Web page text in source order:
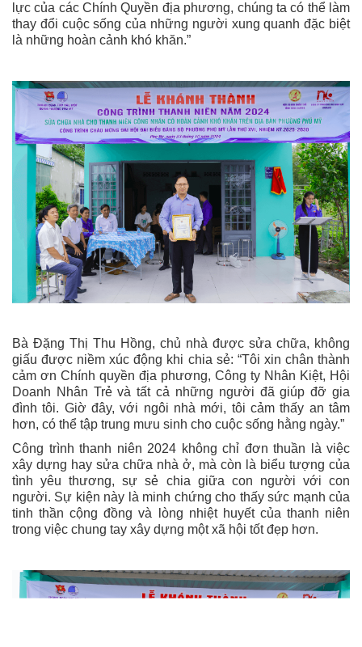
lực của các Chính Quyền địa phương, chúng ta có thể làm
thay đổi cuộc sống của những người xung quanh đặc biệt
là những hoàn cảnh khó khăn.”
Bà Đặng Thị Thu Hồng, chủ nhà được sửa chữa, không
giấu được niềm xúc động khi chia sẻ: “Tôi xin chân thành
cảm ơn Chính quyền địa phương, Công ty Nhân Kiệt, Hội
Doanh Nhân Trẻ và tất cả những người đã giúp đỡ gia
đình tôi. Giờ đây, với ngôi nhà mới, tôi cảm thấy an tâm
hơn, có thể tập trung mưu sinh cho cuộc sống hằng ngày.”
Công trình thanh niên 2024 không chỉ đơn thuần là việc
xây dựng hay sửa chữa nhà ở, mà còn là biểu tượng của
tình yêu thương, sự sẻ chia giữa con người với con
người. Sự kiện này là minh chứng cho thấy sức mạnh của
tinh thần cộng đồng và lòng nhiệt huyết của thanh niên
trong việc chung tay xây dựng một xã hội tốt đẹp hơn.